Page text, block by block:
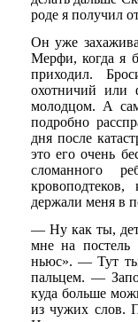
роде я получил
Он уже
Мерфи, когда я
приходил.
охотничий или
молодцом. А
подробно
дня после
это его очень
сломанного
держали меня в
— Ну как ты,
мне на постель
ньюс». — Тут
пальцем. —
куда больше
из чужих слов.